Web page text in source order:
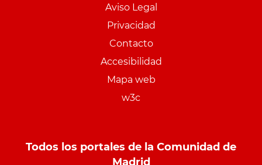
Aviso Legal
Privacidad
Contacto
Accesibilidad
Mapa web
w3c
Todos los portales de la Comunidad de
Madrid